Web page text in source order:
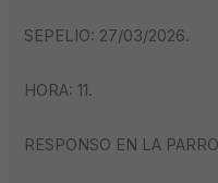
SEPELIO: 27/03/2026.
HORA: 11.
RESPONSO EN LA